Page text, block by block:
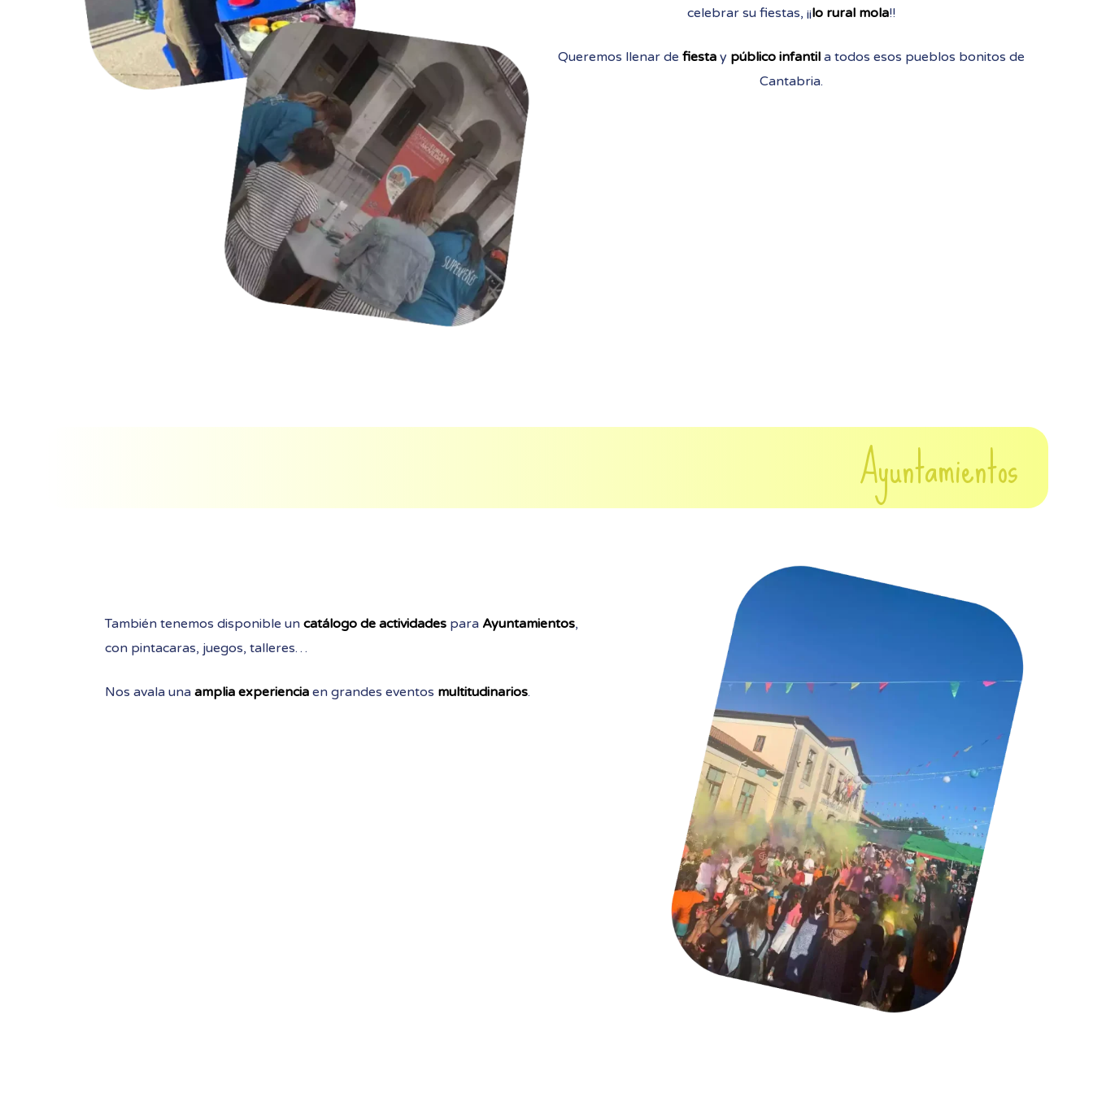
celebrar su fiestas, ¡¡lo rural mola!!
Queremos llenar de fiesta y público infantil a todos esos pueblos bonitos de
Cantabria.
Ayuntamientos
También tenemos disponible uncatálogo de actividades para Ayuntamientos,
con pintacaras, juegos, talleres…
Nos avala unaamplia experiencia en grandes eventos multitudinarios.